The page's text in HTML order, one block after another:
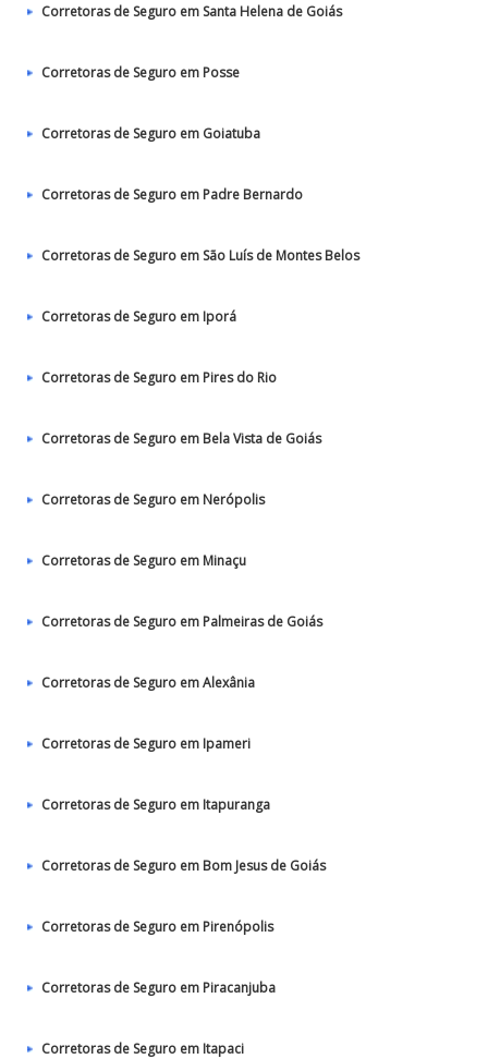
Corretoras de Seguro em Santa Helena de Goiás
Corretoras de Seguro em Posse
Corretoras de Seguro em Goiatuba
Corretoras de Seguro em Padre Bernardo
Corretoras de Seguro em São Luís de Montes Belos
Corretoras de Seguro em Iporá
Corretoras de Seguro em Pires do Rio
Corretoras de Seguro em Bela Vista de Goiás
Corretoras de Seguro em Nerópolis
Corretoras de Seguro em Minaçu
Corretoras de Seguro em Palmeiras de Goiás
Corretoras de Seguro em Alexânia
Corretoras de Seguro em Ipameri
Corretoras de Seguro em Itapuranga
Corretoras de Seguro em Bom Jesus de Goiás
Corretoras de Seguro em Pirenópolis
Corretoras de Seguro em Piracanjuba
Corretoras de Seguro em Itapaci